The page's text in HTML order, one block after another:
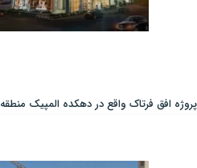
پروژه افق فرتاک واقع در دهکده المپیک منطقه 22